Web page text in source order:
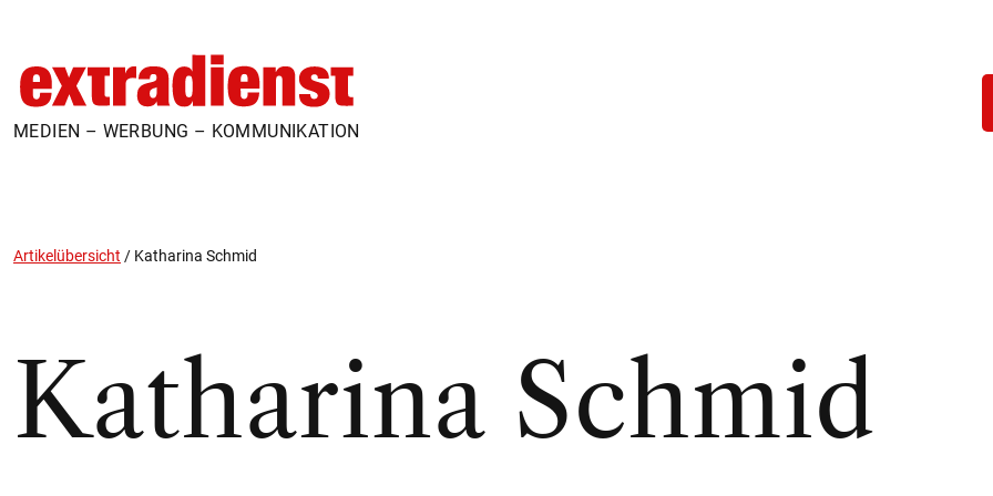
MEDIEN – WERBUNG – KOMMUNIKATION
Artikelübersicht / Katharina Schmid
Katharina Schmid